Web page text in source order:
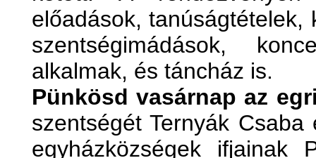
előadások, tanúságtételek,
szentségimádások,
alkalmak, és táncház is.
Pünkösd vasárnap az
szentségét Ternyák
egyházközségek ifjainak